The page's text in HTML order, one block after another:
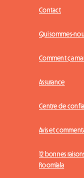
Contact
Qui sommes-
Comment ça
Assurance
Centre de
Avis et
12 bonnes
Roomlala